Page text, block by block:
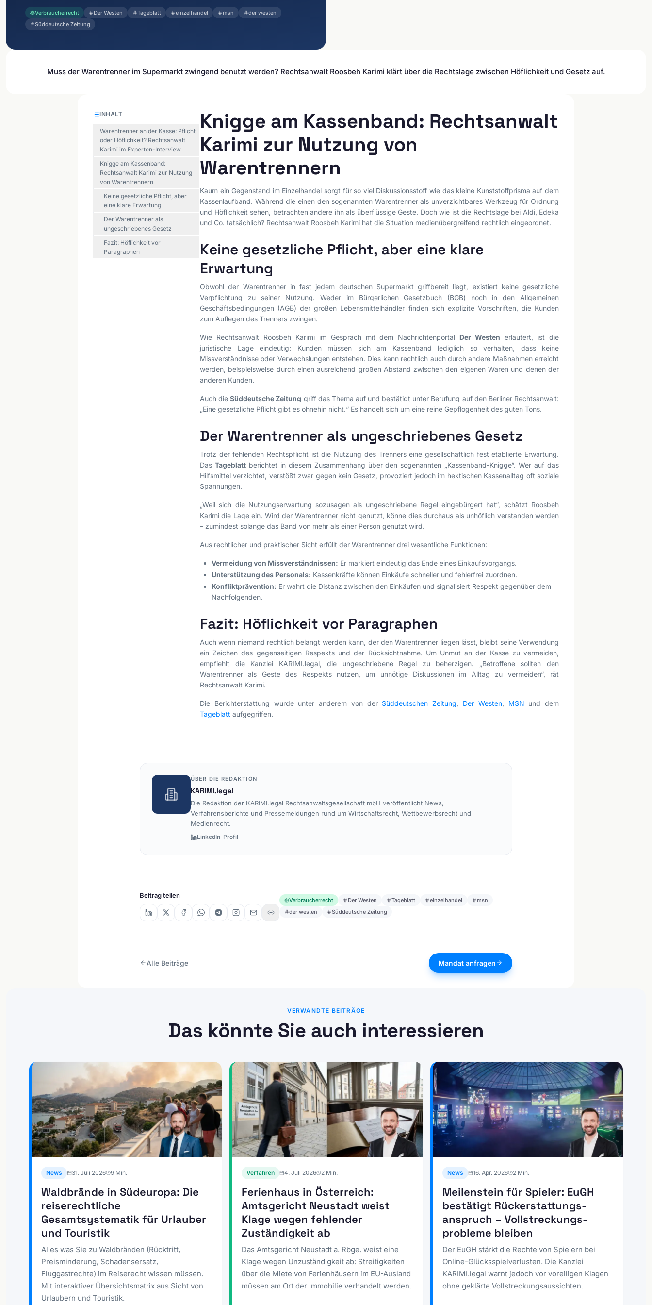
Agenturen &
Kreativwirtschaft
Datenschutz
E-Commerce-Recht
Einstweilige Verfügung
Unterlassung
Social-Media-Recht
Vertragsrecht
Irreführende Werbung
Vergleichende Werbung
Unlautere
Geschäftspraktiken
Verbraucherrecht Der Westen Tageblatt einzelhandel msn
der westen
Süddeutsche Zeitung
Muss der Warentrenner im Supermarkt zwingend benutzt werden? Rechtsanwalt Roosbeh Karimi klärt über die Rechtslage zwischen Höflichkeit und Gesetz auf.
INHALT
Warentrenner an der Kasse: Pflicht
oder Höflichkeit? Rechtsanwalt
Karimi im Experten-Interview
Knigge am Kassenband:
Rechtsanwalt Karimi zur Nutzung
von Warentrennern
Keine gesetzliche Pflicht, aber
eine klare Erwartung
Der Warentrenner als
ungeschriebenes Gesetz
Fazit: Höflichkeit vor
Paragraphen
Knigge am Kassenband: Rechtsanwalt
Karimi zur Nutzung von
Warentrennern
Kaum ein Gegenstand im Einzelhandel sorgt für so viel Diskussionsstoff wie das kleine Kunststoffprisma auf dem
Kassenlaufband. Während die einen den sogenannten Warentrenner als unverzichtbares Werkzeug für Ordnung
und Höflichkeit sehen, betrachten andere ihn als überflüssige Geste. Doch wie ist die Rechtslage bei Aldi, Edeka
und Co. tatsächlich? Rechtsanwalt Roosbeh Karimi hat die Situation medienübergreifend rechtlich eingeordnet.
Keine gesetzliche Pflicht, aber eine klare
Erwartung
Obwohl der Warentrenner in fast jedem deutschen Supermarkt griffbereit liegt, existiert keine gesetzliche
Verpflichtung zu seiner Nutzung. Weder im Bürgerlichen Gesetzbuch (BGB) noch in den Allgemeinen
Geschäftsbedingungen (AGB) der großen Lebensmittelhändler finden sich explizite Vorschriften, die Kunden
zum Auflegen des Trenners zwingen.
Wie Rechtsanwalt Roosbeh Karimi im Gespräch mit dem Nachrichtenportal Der Westen erläutert, ist die
juristische Lage eindeutig: Kunden müssen sich am Kassenband lediglich so verhalten, dass keine
Missverständnisse oder Verwechslungen entstehen. Dies kann rechtlich auch durch andere Maßnahmen erreicht
werden, beispielsweise durch einen ausreichend großen Abstand zwischen den eigenen Waren und denen der
anderen Kunden.
Auch dieSüddeutsche Zeitung griff das Thema auf und bestätigt unter Berufung auf den Berliner Rechtsanwalt:
„Eine gesetzliche Pflicht gibt es ohnehin nicht.“ Es handelt sich um eine reine Gepflogenheit des guten Tons.
Der Warentrenner als ungeschriebenes Gesetz
Trotz der fehlenden Rechtspflicht ist die Nutzung des Trenners eine gesellschaftlich fest etablierte Erwartung.
Das Tageblattberichtet in diesem Zusammenhang über den sogenannten „Kassenband-Knigge“. Wer auf das
Hilfsmittel verzichtet, verstößt zwar gegen kein Gesetz, provoziert jedoch im hektischen Kassenalltag oft soziale
Spannungen.
„Weil sich die Nutzungserwartung sozusagen als ungeschriebene Regel eingebürgert hat“, schätzt Roosbeh
Karimi die Lage ein. Wird der Warentrenner nicht genutzt, könne dies durchaus als unhöflich verstanden werden
– zumindest solange das Band von mehr als einer Person genutzt wird.
Aus rechtlicher und praktischer Sicht erfüllt der Warentrenner drei wesentliche Funktionen:
Vermeidung von Missverständnissen: Er markiert eindeutig das Ende eines Einkaufsvorgangs.
Unterstützung des Personals: Kassenkräfte können Einkäufe schneller und fehlerfrei zuordnen.
Konfliktprävention: Er wahrt die Distanz zwischen den Einkäufen und signalisiert Respekt gegenüber dem
Nachfolgenden.
Fazit: Höflichkeit vor Paragraphen
Auch wenn niemand rechtlich belangt werden kann, der den Warentrenner liegen lässt, bleibt seine Verwendung
ein Zeichen des gegenseitigen Respekts und der Rücksichtnahme. Um Unmut an der Kasse zu vermeiden,
empfiehlt die Kanzlei KARIMI.legal, die ungeschriebene Regel zu beherzigen. „Betroffene sollten den
Warentrenner als Geste des Respekts nutzen, um unnötige Diskussionen im Alltag zu vermeiden“, rät
Rechtsanwalt Karimi.
Die Berichterstattung wurde unter anderem von der Süddeutschen Zeitung, Der Westen, MSN und dem
Tageblatt aufgegriffen.
ÜBER DIE REDAKTION
KARIMI.legal
Die Redaktion der KARIMI.legal Rechtsanwaltsgesellschaft mbH veröffentlicht News,
Verfahrensberichte und Pressemeldungen rund um Wirtschaftsrecht, Wettbewerbsrecht und
Medienrecht.
LinkedIn-Profil
Beitrag teilen
Verbraucherrecht Der Westen Tageblatt einzelhandel
msn
der westen
Süddeutsche Zeitung
Alle Beiträge Mandat anfragen
VERWANDTE BEITRÄGE
Das könnte Sie auch interessieren
News 31. Juli 2026 9 Min.
Waldbrände in Südeuropa: Die
reiserechtliche
Gesamtsystematik für Urlauber
und Touristik
Alles was Sie zu Waldbränden (Rücktritt,
Preisminderung, Schadensersatz,
Fluggastrechte) im Reiserecht wissen müssen.
Mit interaktiver Übersichtsmatrix aus Sicht von
Urlaubern und Touristik.
Verfahren 4. Juli 2026 2 Min.
Ferienhaus in Österreich:
Amtsgericht Neustadt weist
Klage wegen fehlender
Zuständigkeit ab
Das Amtsgericht Neustadt a. Rbge. weist eine
Klage wegen Unzuständigkeit ab: Streitigkeiten
über die Miete von Ferienhäusern im EU-Ausland
müssen am Ort der Immobilie verhandelt werden.
News 16. Apr. 2026 2 Min.
Meilenstein für Spieler: EuGH
bestätigt Rückerstattungs­
anspruch – Vollstreckungs­
probleme bleiben
Der EuGH stärkt die Rechte von Spielern bei
Online-Glücksspielverlusten. Die Kanzlei
KARIMI.legal warnt jedoch vor voreiligen Klagen
ohne geklärte Vollstreckungsaussichten.